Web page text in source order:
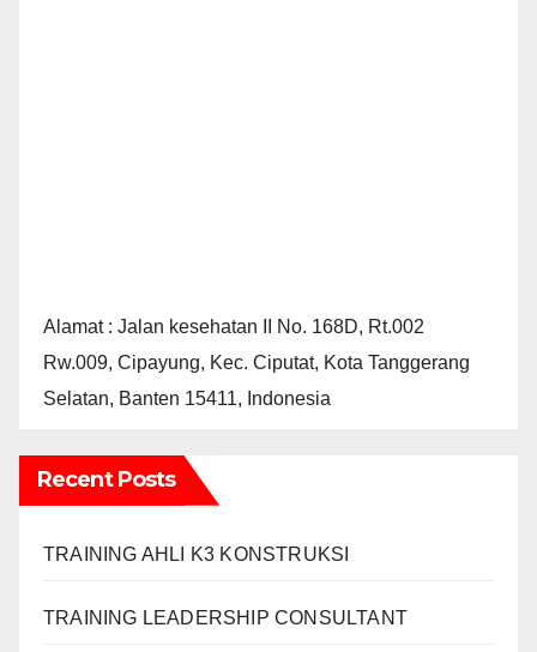
Alamat : Jalan kesehatan II No. 168D, Rt.002
Rw.009, Cipayung, Kec. Ciputat, Kota Tanggerang
Selatan, Banten 15411, Indonesia
Recent Posts
TRAINING AHLI K3 KONSTRUKSI
TRAINING LEADERSHIP CONSULTANT